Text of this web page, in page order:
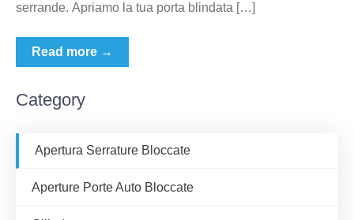
serrande. Apriamo la tua porta blindata […]
Read more →
Category
Apertura Serrature Bloccate
Aperture Porte Auto Bloccate